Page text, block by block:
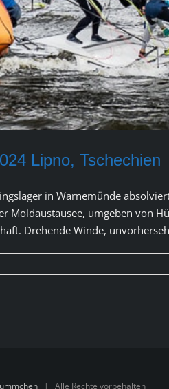
Lipno, Tschechien
in Warnemünde
Moldaustausee, umgeben von
Drehende Winde,
| Alle Rechte vorbehalten